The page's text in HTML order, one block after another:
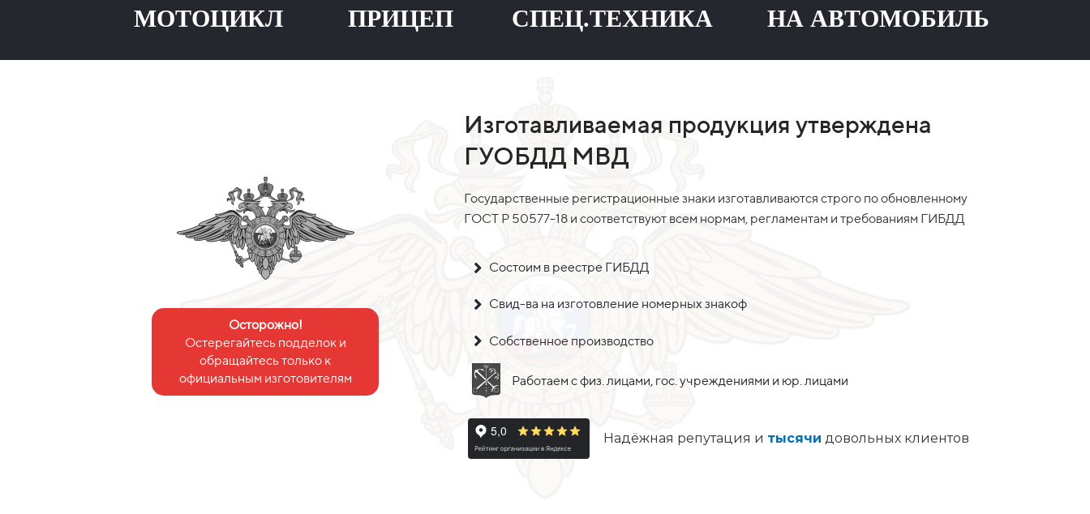
МОТОЦИКЛ ПРИЦЕП СПЕЦ.ТЕХНИКАНА АВТОМОБИЛЬ
Осторожно!
Остерегайтесь подделок и
обращайтесь только к
официальным изготовителям
Изготавливаемая продукция утверждена
ГУОБДД МВД
Государственные регистрационные знаки изготавливаются строго по обновленному
ГОСТ Р 50577-18 и соответствуют всем нормам, регламентам и требованиям ГИБДД
Состоим в реестре ГИБДД
Свид-ва на изготовление номерных знакоф
Собственное производство
Работаем с физ. лицами, гос. учреждениями и юр. лицами
Надёжная репутация и тысячи довольных клиентов